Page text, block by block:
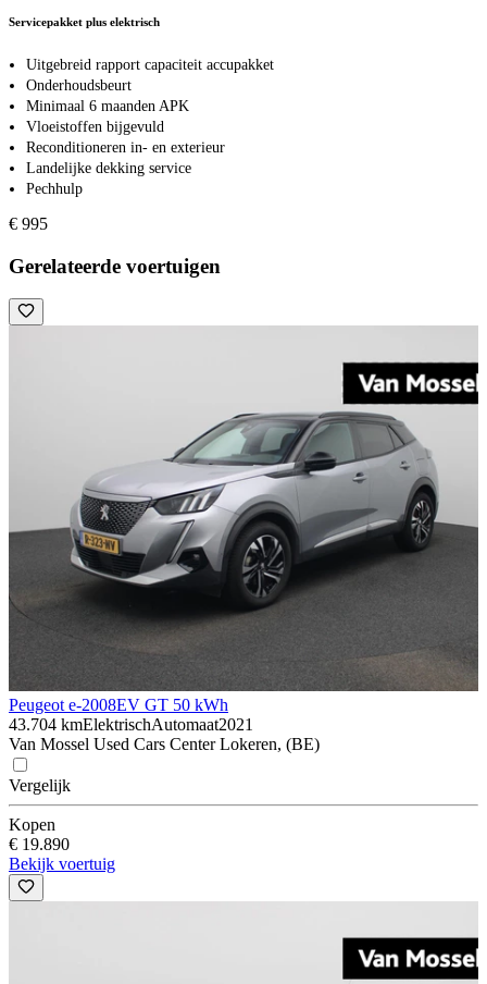
Servicepakket plus elektrisch
Uitgebreid rapport capaciteit accupakket
Onderhoudsbeurt
Minimaal 6 maanden APK
Vloeistoffen bijgevuld
Reconditioneren in- en exterieur
Landelijke dekking service
Pechhulp
€ 995
Gerelateerde voertuigen
Peugeot e-2008EV GT 50 kWh
43.704 kmElektrischAutomaat2021
Van Mossel Used Cars Center Lokeren, (BE)
Vergelijk
Kopen
€ 19.890
Bekijk voertuig